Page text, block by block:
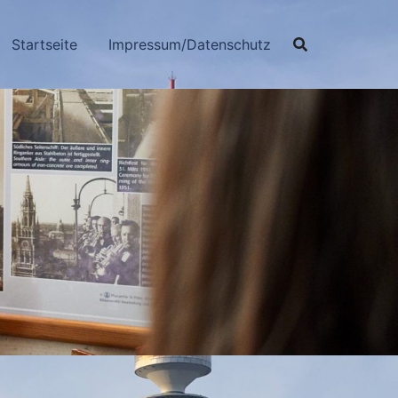
Startseite Impressum/Datenschutz